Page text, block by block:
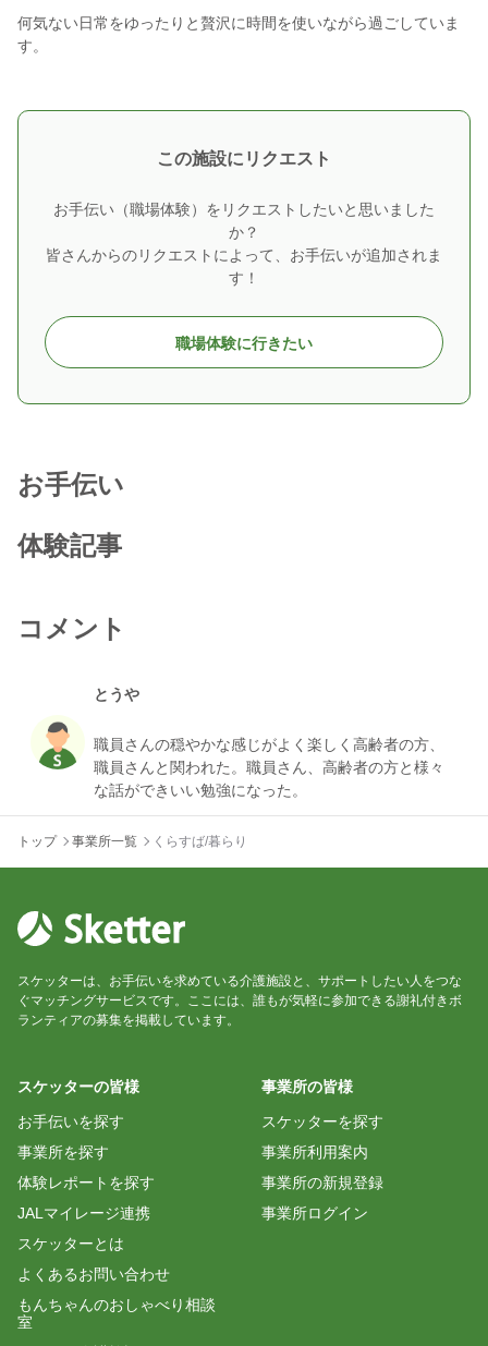
何気ない日常をゆったりと贅沢に時間を使いながら過ごしていま
す。
この施設にリクエスト
お手伝い（職場体験）をリクエストしたいと思いました
か？
皆さんからのリクエストによって、お手伝いが追加されま
す！
職場体験に行きたい
お手伝い
体験記事
コメント
とうや
職員さんの穏やかな感じがよく楽しく高齢者の方、
職員さんと関われた。職員さん、高齢者の方と様々
トップ 事業所一覧 くらすば/暮らり
スケッターは、お手伝いを求めている介護施設と、サポートしたい人をつな
ぐマッチングサービスです。ここには、誰もが気軽に参加できる謝礼付きボ
ランティアの募集を掲載しています。
スケッターの皆様
お手伝いを探す
事業所を探す
体験レポートを探す
JALマイレージ連携
スケッターとは
よくあるお問い合わせ
もんちゃんのおしゃべり相談
室
事業所の皆様
スケッターを探す
事業所利用案内
事業所の新規登録
事業所ログイン